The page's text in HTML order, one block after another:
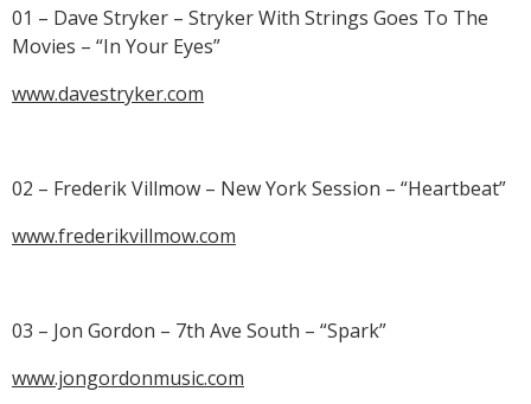
audio
01 – Dave Stryker – Stryker With Strings Goes To The
Movies – “In Your Eyes”
www.davestryker.com
02 – Frederik Villmow – New York Session – “Heartbeat”
www.frederikvillmow.com
03 – Jon Gordon – 7th Ave South – “Spark”
www.jongordonmusic.com